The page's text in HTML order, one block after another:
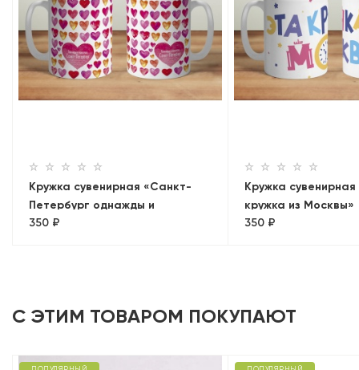
Кружка сувенирная «Санкт-
Петербург однажды и
навсегда сердце»
350 ₽
Кружка
кружка из Москвы»
350 ₽
С ЭТИМ ТОВАРОМ ПОКУПАЮТ